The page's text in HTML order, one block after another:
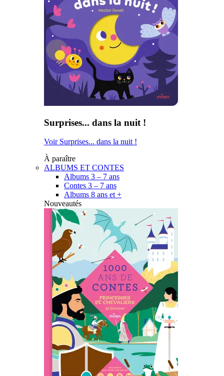
Surprises... dans la nuit !
Voir Surprises... dans la nuit !
À paraître
ALBUMS ET CONTES
Albums 3 – 7 ans
Contes 3 – 7 ans
Albums 8 ans et +
Nouveautés